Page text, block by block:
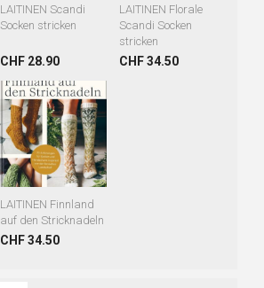
LAITINEN Scandi
Socken stricken
CHF 28.90
LAITINEN Florale
Scandi Socken
stricken
CHF 34.50
LAITINEN Finnland
auf den Stricknadeln
CHF 34.50